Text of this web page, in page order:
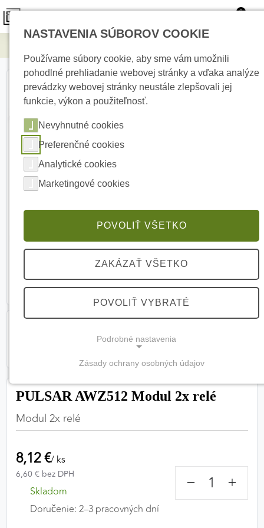
0
PULSAR AWZ512 Modul 2x relé
Modul 2x relé
8,12 €/ ks
6,60 € bez DPH
Skladom
Doručenie: 2–3 pracovných dní
− +
NASTAVENIA SÚBOROV COOKIE
Používame súbory cookie, aby sme vám umožnili
pohodlné prehliadanie webovej stránky a vďaka analýze
prevádzky webovej stránky neustále zlepšovali jej
funkcie, výkon a použiteľnosť.
Nevyhnutné cookies
Preferenčné cookies
Analytické cookies
Marketingové cookies
POVOLIŤ VŠETKO
ZAKÁZAŤ VŠETKO
POVOLIŤ VYBRATÉ
Podrobné nastavenia
(vždy aktívne, nemožno vypnúť)
Tieto cookies sú potrebné na správne fungovanie
webovej stránky a bez nich by nebolo možné
Nevyhnutné cookies
Zásady ochrany osobných údajov